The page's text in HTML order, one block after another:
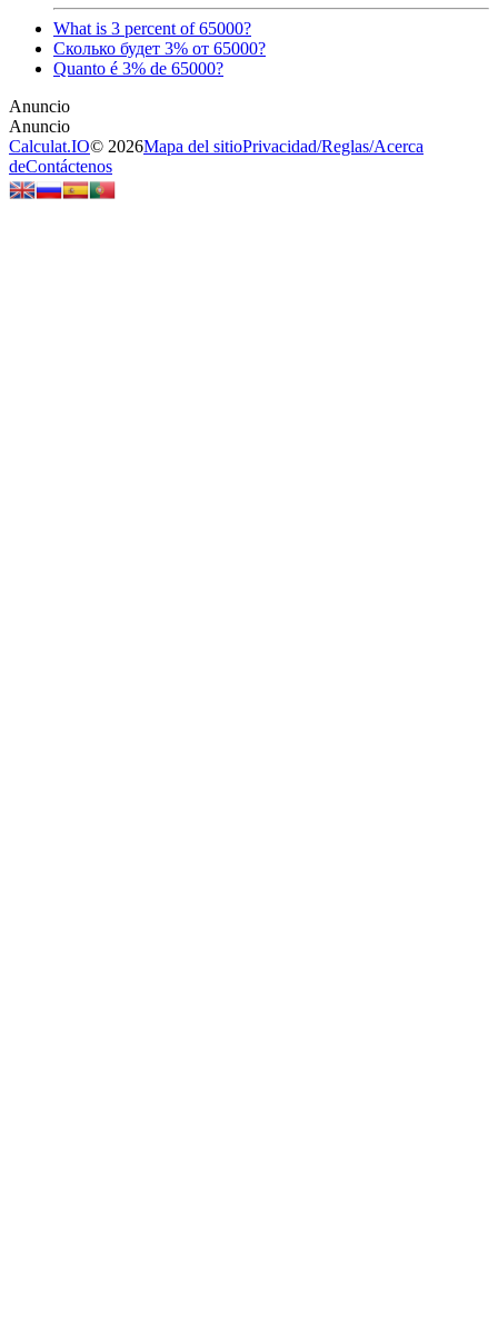
What is 3 percent of 65000?
Сколько будет 3% от 65000?
Quanto é 3% de 65000?
Calculat.IO© 2026Mapa del sitioPrivacidad/Reglas/Acerca
deContáctenos